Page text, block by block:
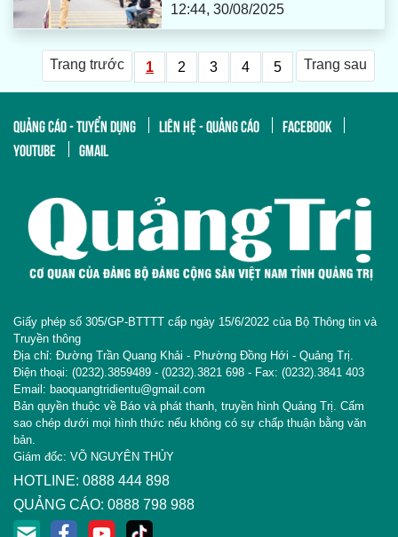
12:44, 30/08/2025
Trang trước 1 2 3 4 5 Trang sau
QUẢNG CÁO - TUYỂN DỤNG LIÊN HỆ - QUẢNG CÁO
FACEBOOK
YOUTUBE
GMAIL
Giấy phép số 305/GP-BTTTT cấp ngày 15/6/2022 của Bộ Thông tin và
Truyền thông
Địa chỉ: Đường Trần Quang Khải - Phường Đồng Hới - Quảng Trị.
Điện thoại: (0232).3859489 - (0232).3821 698 - Fax: (0232).3841 403
Email: baoquangtridientu@gmail.com
Bản quyền thuộc về Báo và phát thanh, truyền hình Quảng Trị. Cấm
sao chép dưới mọi hình thức nếu không có sự chấp thuận bằng văn
bản.
Giám đốc: VÕ NGUYÊN THỦY
HOTLINE: 0888 444 898
QUẢNG CÁO: 0888 798 988